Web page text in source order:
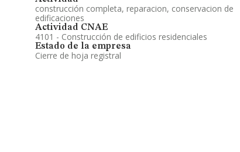
construcción completa, reparacion, conservacion de
edificaciones
Actividad CNAE
4101 - Construcción de edificios residenciales
Estado de la empresa
Cierre de hoja registral